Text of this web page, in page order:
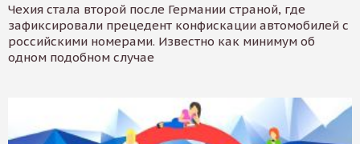
Чехия стала второй после Германии страной, где
зафиксировали прецедент конфискации автомобилей с
российскими номерами. Известно как минимум об
одном подобном случае